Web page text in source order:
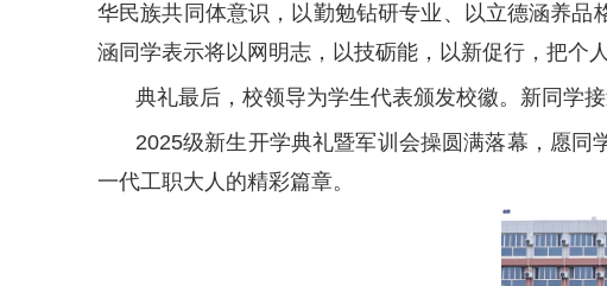
华民族共同体意识，以勤勉钻研专业、以立德涵养
涵同学表示将以网明志，以技砺能，以新促行，把个
典礼最后，校领导为学生代表颁发校徽。新同学
2025级新生开学典礼暨军训会操圆满落幕，愿
一代工职大人的精彩篇章。